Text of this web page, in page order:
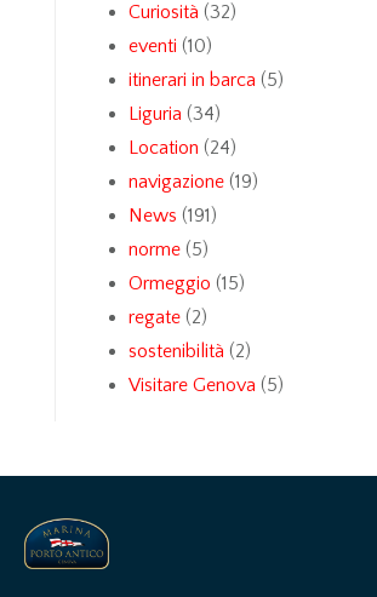
Curiosità (32)
eventi (10)
itinerari in barca (5)
Liguria (34)
Location (24)
navigazione (19)
News (191)
norme (5)
Ormeggio (15)
regate (2)
sostenibilità (2)
Visitare Genova (5)